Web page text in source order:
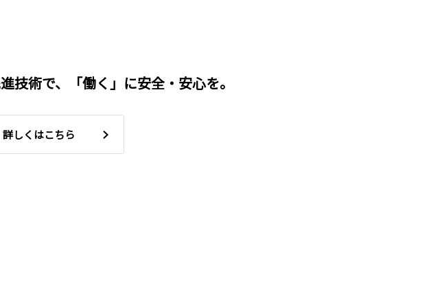
技術で、「働く」に安全・安心を。
詳しくはこちら